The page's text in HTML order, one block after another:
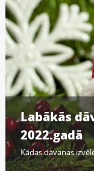
Labākās
2022.gadā
Kādas dāvanas